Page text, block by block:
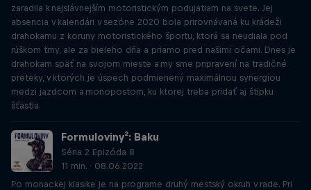
zaradila k najslávnejším motoristickým podujatiam na svete. Jej
absencia v kalendári v sezóne 2020 bola prirovnávaná ku krádeži
drahokamu z koruny motoristického športu, ktorá sa neudiala pod
rúškom tmy, ale za bieleho dňa a priamo pred našimi očami. Dnes je
drahokam späť na svojom mieste a my sme pripravení na tradičné
preteky, v ktorých je úspech podmienený maximálnou synergiou
medzi jazdcom a monopostom, ku ktorej treba pridať aj štipku
šťastia.
Formuloviny²: Baku
Séria 2 Epizóda 8
11 min. · 08.06.2022
Po monackej klasike je na programe druhý mestský okruh v rade. Pri